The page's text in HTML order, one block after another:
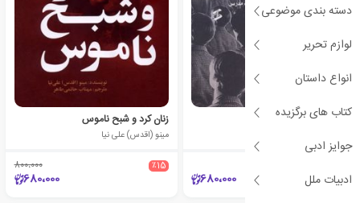
دسته بندی موضوعی
لوازم تحریر
انواع داستان
کتاب های برگزیده
جوایز ادبی
ادبیات ملل
جامعه شناسی،آنپلاگد
680،000
زنان کرد و شبح ناموس
مینو (اقدس) علی نیا
٪15 800،000
680،000